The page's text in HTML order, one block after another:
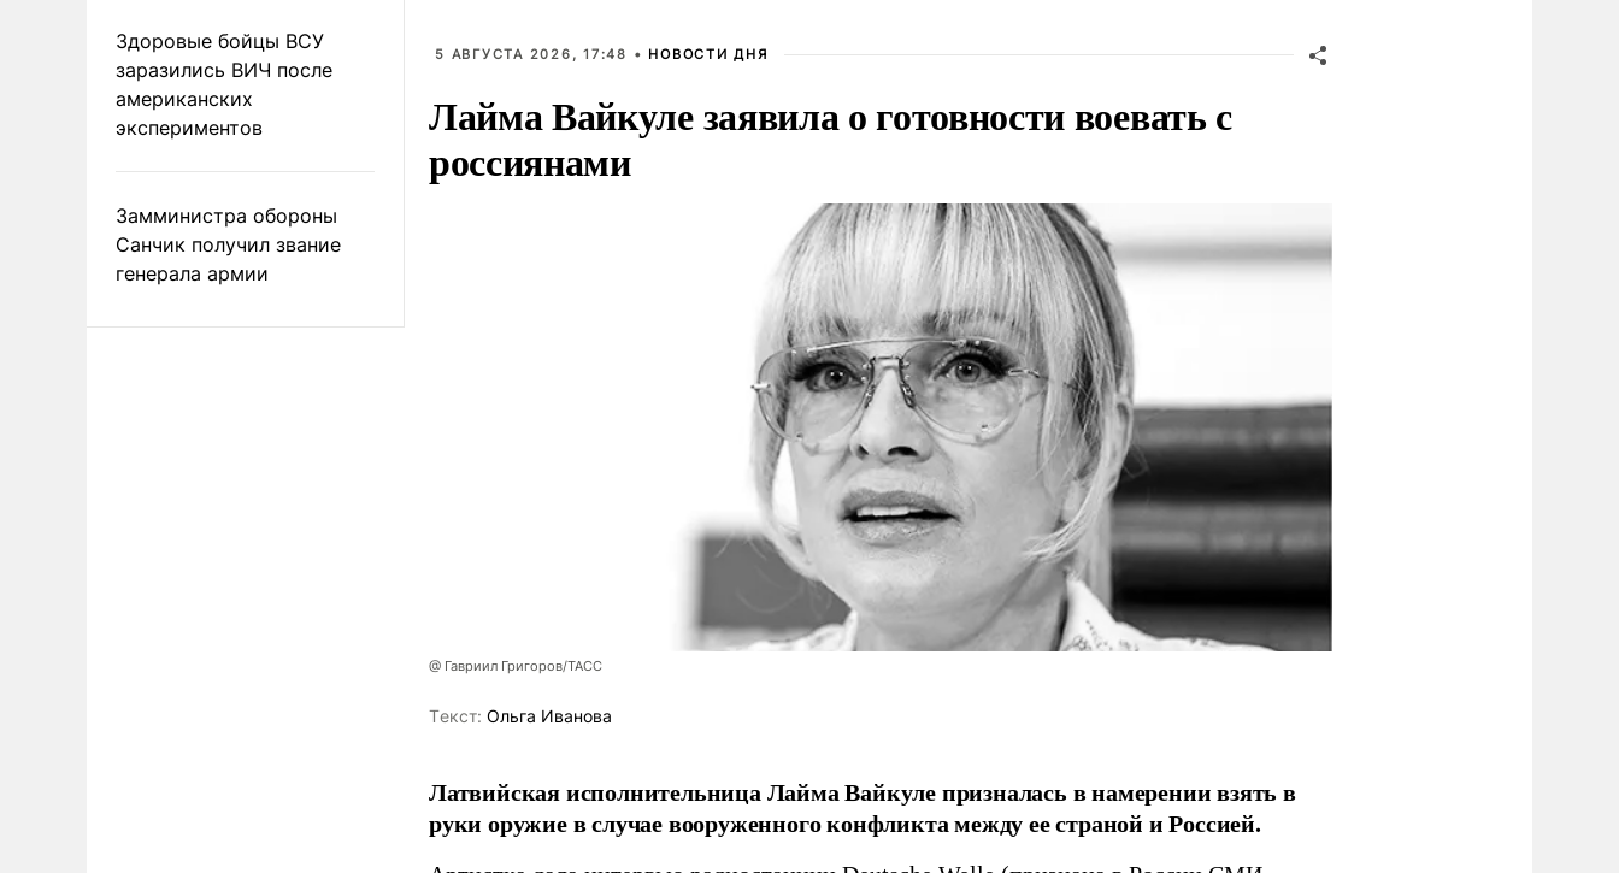
Здоровые бойцы ВСУ
заразились ВИЧ после
американских
экспериментов
Замминистра обороны
Санчик получил звание
генерала армии
5 АВГУСТА 2026, 17:48 • НОВОСТИ ДНЯ
Лайма Вайкуле заявила о готовности воевать с
россиянами
@ Гавриил Григоров/ТАСС
Tекст: Ольга Иванова
Латвийская исполнительница Лайма Вайкуле призналась в намерении взять в
руки оружие в случае вооруженного конфликта между ее страной и Россией.